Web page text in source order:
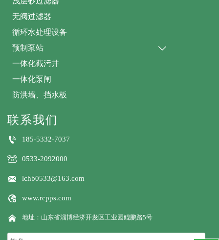
无阀过滤器
循环水处理设备
预制泵站

一体化截污井
一体化泵闸
防洪墙、挡水板
联系我们
 185-5332-7037
 0533-2092000
 lchb0533@163.com
 www.rcpps.com
 地址：山东省淄博经济开发区工业园鲲鹏路5号